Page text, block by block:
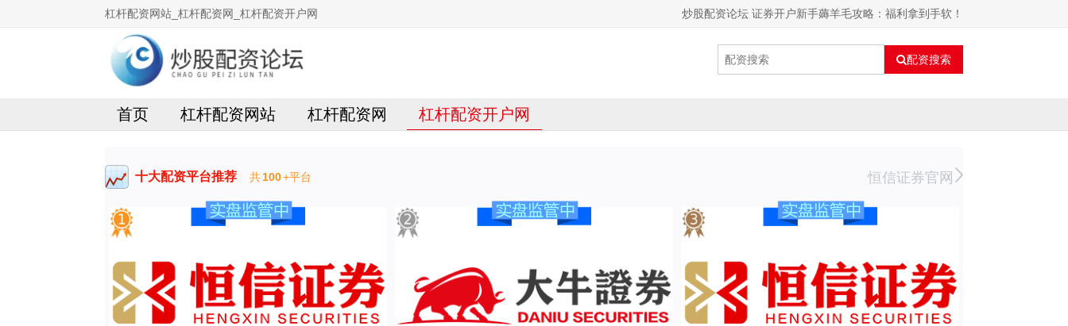
杠杆配资网站_杠杆配资网_杠杆配资开户网 炒股配资论坛 证券开户新手薅羊毛攻略：福利拿到手软！
配资搜索
首页 杠杆配资网站 杠杆配资网 杠杆配资开户网
十大配资平台推荐 共100+平台 恒信证券官网